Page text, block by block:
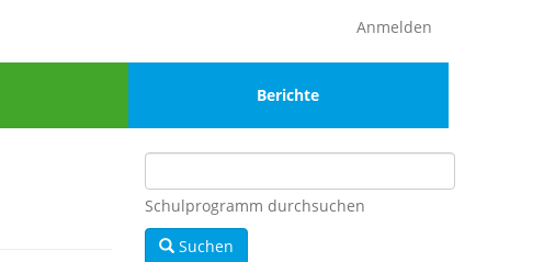
Anmelden
4
Berichte
Schulprogramm durchsuchen
Suchen